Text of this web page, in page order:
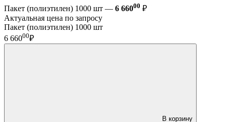
Пакет (полиэтилен) 1000 шт — 6 66000 ₽
Актуальная цена по запросу
Пакет (полиэтилен) 1000 шт
6 66000₽
В корзину